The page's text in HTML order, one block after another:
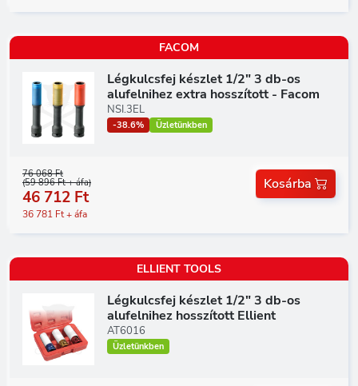
FACOM
Légkulcsfej készlet 1/2" 3 db-os
alufelnihez extra hosszított - Facom
NSI.3EL
-38.6% Üzletünkben
76 068 Ft
(59 896 Ft + áfa)
46 712 Ft
36 781 Ft + áfa
Kosárba
ELLIENT TOOLS
Légkulcsfej készlet 1/2" 3 db-os
alufelnihez hosszított Ellient
AT6016
Üzletünkben